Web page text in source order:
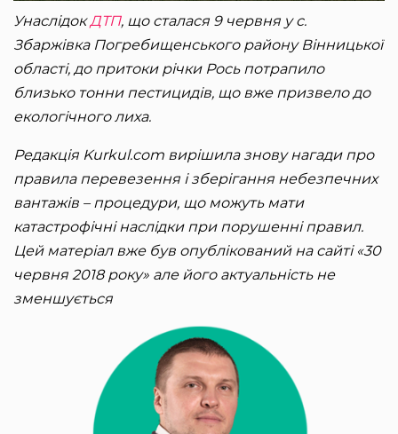
УнаслідокДТП, що сталася 9 червня у с.
Збаржівка Погребищенського району Вінницької
області, до притоки річки Рось потрапило
близько тонни пестицидів, що вже призвело до
екологічного лиха.
Редакція Kurkul.com вирішила знову нагади про
правила перевезення і зберігання небезпечних
вантажів – процедури, що можуть мати
катастрофічні наслідки при порушенні правил.
Цей матеріал вже був опублікований на сайті «30
червня 2018 року» але його актуальність не
зменшується